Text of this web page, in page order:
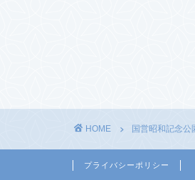
HOME 国営昭和記念公
プライバシーポリシー